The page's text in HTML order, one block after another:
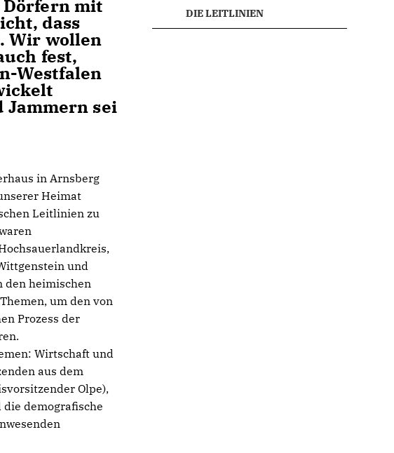
mit
dass
Wir wollen
fest,
Westfalen
sei
in Arnsberg
Heimat
Leitlinien zu
und
den heimischen
um den von
Prozess der
Wirtschaft und
aus dem
Olpe),
demografische
DIE LEITLINIEN